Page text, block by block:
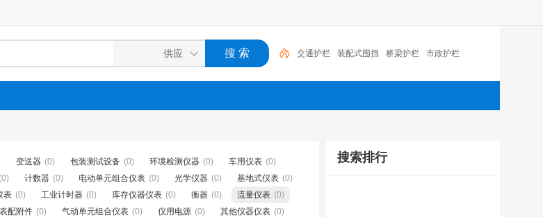
交通护栏 装配式围挡 桥梁护栏 市政护栏
变送器 (0) 包装测试设备 (0) 环境检测仪器 (0) 车用仪表 (0)
计数器 (0) 电动单元组合仪表 (0) 光学仪器 (0) 基地式仪表 (0)
表 (0) 工业计时器 (0) 库存仪器仪表 (0) 衡器 (0) 流量仪表 (0)
配附件 (0) 气动单元组合仪表 (0) 仪用电源 (0) 其他仪器仪表 (0)
搜索排行